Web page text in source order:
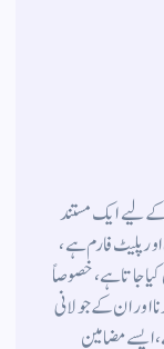
کے لیے ایک مستند
پلیٹ فارم ہے ،
جاتا ہے ، خصوصاً
اور ان کے جولانی
ایسے مضامین